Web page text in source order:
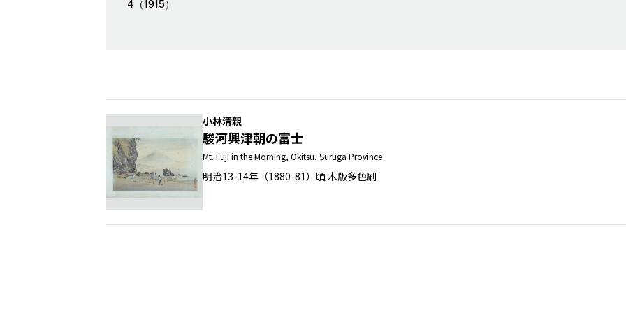
4（1915）
小林清親
駿河興津朝の富士
Mt. Fuji in the Morning, Okitsu, Suruga Province
明治13-14年（1880-81）頃 木版多色刷